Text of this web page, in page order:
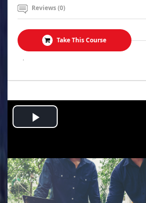
Reviews (0)
Take This Course
.
Play